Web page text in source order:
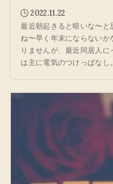
2022.11.22
最近朝起きると暗いな〜と
ね〜早く年末にならないか
りませんが、最近同居人
は主に電気のつけっぱなし